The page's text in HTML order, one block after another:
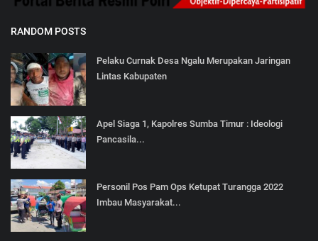
RANDOM POSTS
Pelaku Curnak Desa Ngalu Merupakan Jaringan
Lintas Kabupaten
Apel Siaga 1, Kapolres Sumba Timur : Ideologi
Pancasila...
Personil Pos Pam Ops Ketupat Turangga 2022
Imbau Masyarakat...